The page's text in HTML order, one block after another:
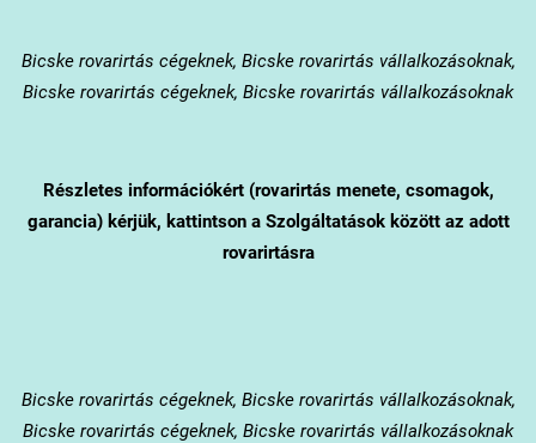
Bicskerovarirtás cégeknek, Bicske rovarirtás vállalkozásoknak,
Bicske rovarirtás cégeknek, Bicske rovarirtás vállalkozásoknak
Részletes információkért (rovarirtás menete, csomagok,
garancia) kérjük, kattintson a Szolgáltatások között az adott
rovarirtásra
Bicskerovarirtás cégeknek, Bicske rovarirtás vállalkozásoknak,
Bicske rovarirtás cégeknek, Bicske rovarirtás vállalkozásoknak